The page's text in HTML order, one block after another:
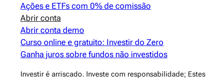
Ações e ETFs com 0% de comissão
Abrir conta
Abrir conta demo
Curso online e gratuito: Investir do Zero
Ganha juros sobre fundos não investidos
Investir é arriscado. Investe com responsabilidade; Estes